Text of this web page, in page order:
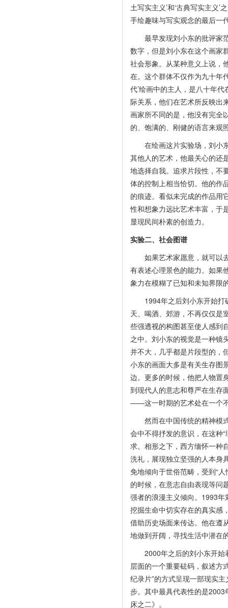
土写实主义’和‘古典写实主义
手绘趣味与写实观念的最后一
最早发现刘小东的批评家范
数字，但是刘小东在这个画家
社会形象。从某种意义上说，
在。这个群体不仅作为九十年
代’绘画中的主人，是八十年
际关系，他们在艺术所反映出
画家所不同的是，他没有完全
的、饱满的、刚健的语言来观
在绘画这片实验场，刘小东
其他人的艺术，他最关心的还
地选择自我。追求片段性，不
体的控制上相当恰切。他的作
的痕迹。看似未完成的作品用
性和想象力远比艺术丰富，于
显现民间朴素的创造力。
实验二、社会图谱
如果艺术家愿意，就可以去
有表述心理景色的能力。如果
象力在模糊了已知和未知界限
1994年之后刘小东开始打
天、喝酒、郊游，不再仅仅是
些强透视的构图甚至使人感到
之中。刘小东的视觉是一种镜
并不大，几乎都是片段型的，
小东的画面大多是有关生存图
边。更多的时候，他把人物置
到现代人的意志和尊严在生
——这一时期的艺术处在一个
然而在中国传统的精神模式
会中不得抒发的意识，在这种
求。相形之下，西方缅怀一种
洗礼，展现独立坚强的人本身
免地倾向于世俗范畴，受到“
的时候，在意志自由表现等问
强者的浪漫主义倾向。1993
挖掘生命中切实存在的真实感
借助历史场面来传达。他在遵
地做到开阔，寻找生活中潜在
2000年之后的刘小东开始
层面的一个重要砝码，叙述方
纪录片”的方式呈现一部现实
步。其中最具代表性的是
床之二》。